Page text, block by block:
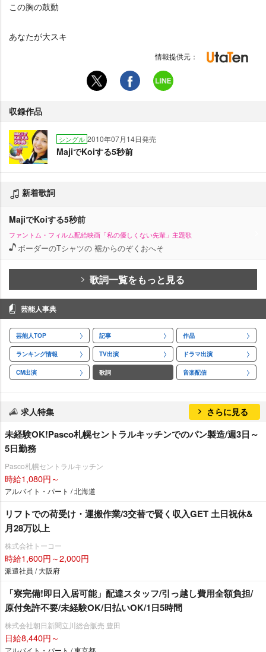
この胸の鼓動
あなたが大スキ
情報提供元：
収録作品
シングル 2010年07月14日発売
MajiでKoiする5秒前
新着歌詞
MajiでKoiする5秒前
ファントム・フィルム配給映画「私の優しくない先輩」主題歌
ボーダーのTシャツの 裾からのぞくおへそ
歌詞一覧をもっと見る
芸能人事典
芸能人TOP 記事 作品
ランキング情報 TV出演 ドラマ出演
CM出演 歌詞 音楽配信
求人特集 さらに見る
未経験OK!Pasco札幌セントラルキッチンでのパン製造/週3日～
5日勤務
Pasco札幌セントラルキッチン
時給1,080円～
アルバイト・パート / 北海道
リフトでの荷受け・運搬作業/3交替で賢く収入GET 土日祝休&
月28万以上
株式会社トーコー
時給1,600円～2,000円
派遣社員 / 大阪府
「寮完備!即日入居可能」配達スタッフ/引っ越し費用全額負担/
原付免許不要/未経験OK/日払いOK/1日5時間
株式会社朝日新聞立川総合販売 豊田
日給8,440円～
アルバイト・パート / 東京都